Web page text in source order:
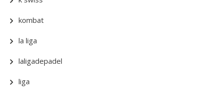
kombat
la liga
laligadepadel
liga